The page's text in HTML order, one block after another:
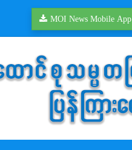
MOI News Mobile App